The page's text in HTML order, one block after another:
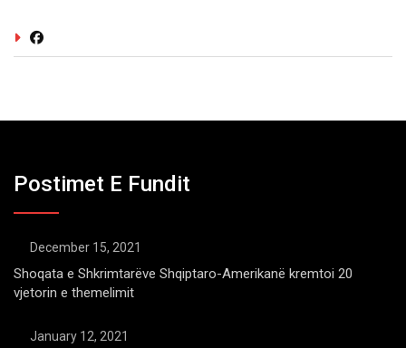
Postimet E Fundit
December 15, 2021
Shoqata e Shkrimtarëve Shqiptaro-Amerikanë kremtoi 20
vjetorin e themelimit
January 12, 2021